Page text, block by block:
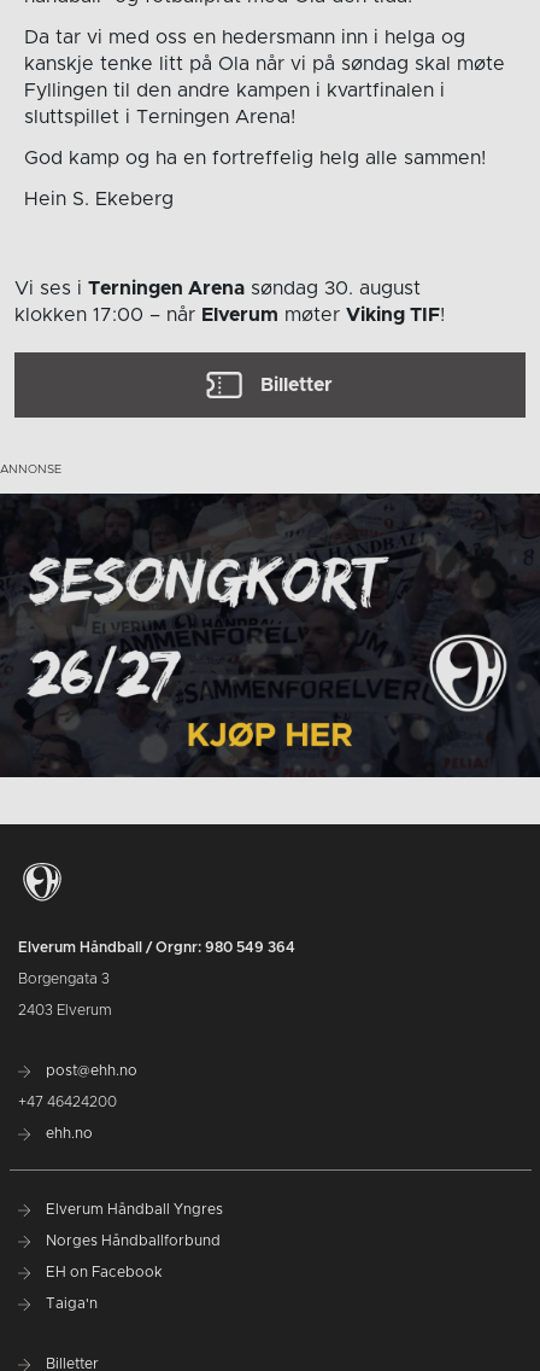
Da tar vi med oss en hedersmann inn i helga og
kanskje tenke litt på Ola når vi på søndag skal møte
Fyllingen til den andre kampen i kvartfinalen i
sluttspillet i Terningen Arena!
God kamp og ha en fortreffelig helg alle sammen!
Hein S. Ekeberg
Vi ses i Terningen Arena søndag 30. august
klokken 17:00 – når Elverum møter Viking TIF!
Billetter
Elverum Håndball / Orgnr: 980 549 364
Borgengata 3
2403 Elverum
post@ehh.no
+47 46424200
ehh.no
Elverum Håndball Yngres
Norges Håndballforbund
EH on Facebook
Taiga'n
Billetter